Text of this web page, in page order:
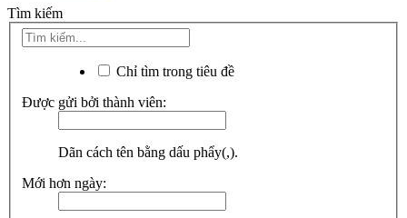
Tìm kiếm
Chỉ tìm trong tiêu đề
Được gửi bởi thành viên:
Dãn cách tên bằng dấu phẩy(,).
Mới hơn ngày: